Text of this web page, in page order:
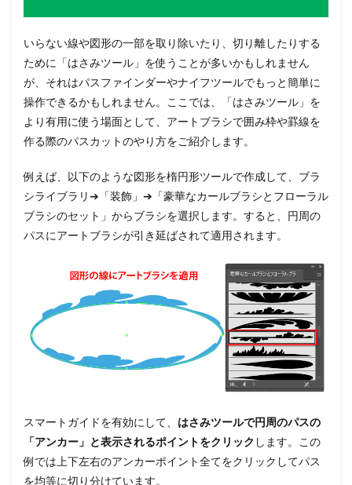
いらない線や図形の一部を取り除いたり、切り離したりする
ために「はさみツール」を使うことが多いかもしれません
が、それはパスファインダーやナイフツールでもっと簡単に
操作できるかもしれません。ここでは、「はさみツール」を
より有用に使う場面として、アートブラシで囲み枠や罫線を
作る際のパスカットのやり方をご紹介します。
例えば、以下のような図形を楕円形ツールで作成して、ブラ
シライブラリ➔「装飾」➔「豪華なカールブラシとフローラル
ブラシのセット」からブラシを選択します。すると、円周の
パスにアートブラシが引き延ばされて適用されます。
スマートガイドを有効にして、 はさみツールで円周のパスの
「アンカー」と表示されるポイントをクリック します。この
例では上下左右のアンカーポイント全てをクリックしてパス
を均等に切り分けています。